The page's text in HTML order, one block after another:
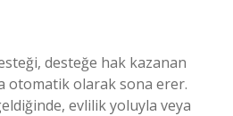
desteğe hak kazanan
otomatik olarak sona erer.
evlilik yoluyla veya